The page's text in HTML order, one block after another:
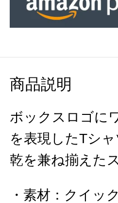
商品説明
ボックスロゴに
を表現したTシ
乾を兼ね揃えた
素材 ： クイッ